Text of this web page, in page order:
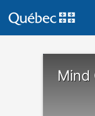
Mind